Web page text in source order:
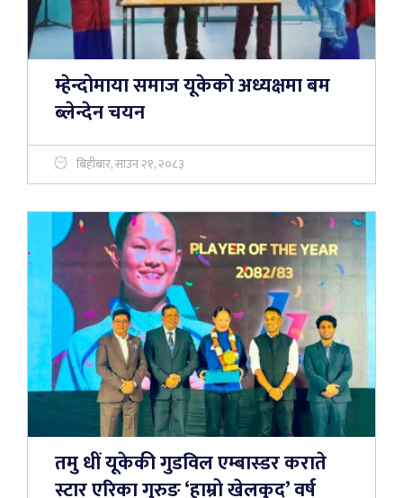
म्हेन्दोमाया समाज यूकेको अध्यक्षमा बम
ब्लेन्देन चयन
बिहीबार, साउन २१, २०८३
तमु धीं यूकेकी गुडविल एम्बास्डर कराते
स्टार एरिका गुरुङ ‘हाम्रो खेलकुद’ वर्ष